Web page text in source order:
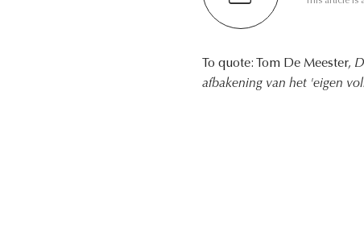
To quote: Tom De Meester,
afbakening van het 'eigen